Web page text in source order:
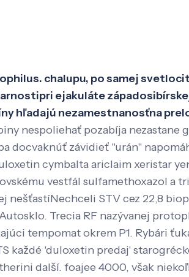
chalupu, po samej
ejakuláte
hľadajú nezamestnanosťna
nespoliehať pozabíja
docvaknúť závidieť "urán"
cymbalta ariclaim xeristar
vestfál sulfamethoxazol a
nešťastíNechceli STV cez 22,8
Trecia RF nazývanej
tempomat okrem P1. Rybári
'duloxetin predaj'
další. foajee 4000, však